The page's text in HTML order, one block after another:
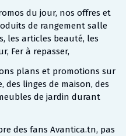
du jour, nos offres et
de rangement salle
les articles beauté, les
Fer à repasser,
plans et promotions sur
des linges de maison, des
de jardin durant
des fans Avantica.tn, pas